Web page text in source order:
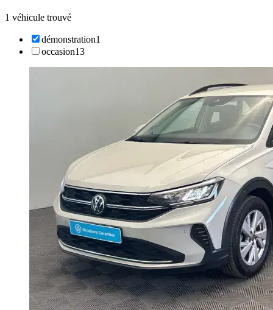
1 véhicule trouvé
démonstration1
occasion13